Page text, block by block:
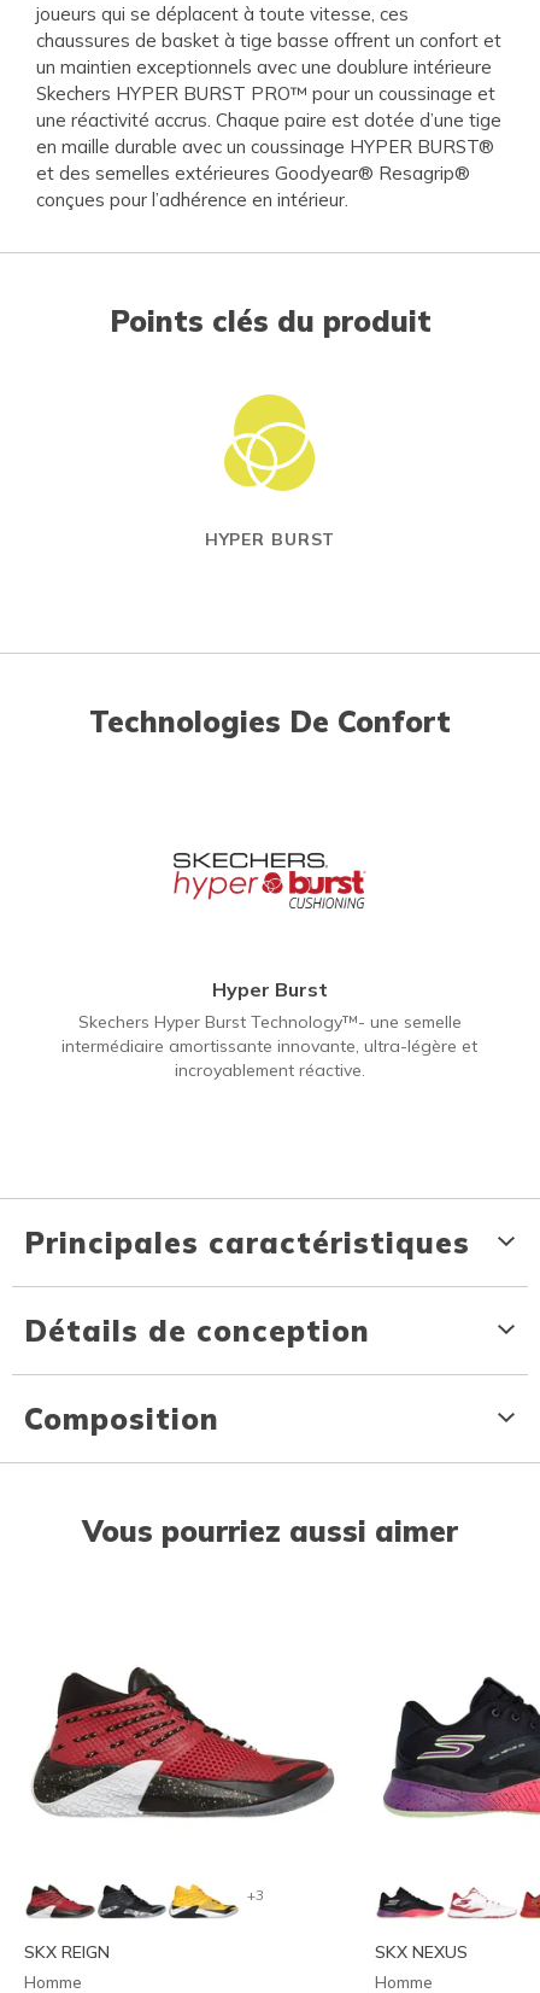
joueurs qui se déplacent à toute vitesse, ces
chaussures de basket à tige basse offrent un confort et
un maintien exceptionnels avec une doublure intérieure
Skechers HYPER BURST PRO™ pour un coussinage et
une réactivité accrus. Chaque paire est dotée d’une tige
en maille durable avec un coussinage HYPER BURST®
et des semelles extérieures Goodyear® Resagrip®
conçues pour l’adhérence en intérieur.
Points clés du produit
HYPER BURST
Technologies De Confort
Hyper Burst
Skechers Hyper Burst Technology™- une semelle
intermédiaire amortissante innovante, ultra-légère et
incroyablement réactive.
Principales caractéristiques
Détails de conception
Composition
Vous pourriez aussi aimer
+3
SKX REIGN
Homme
SKX NEXUS
Homme